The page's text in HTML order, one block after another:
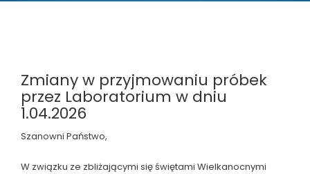
Zmiany w przyjmowaniu próbek
przez Laboratorium w dniu
1.04.2026
Szanowni Państwo,
W związku ze zbliżającymi się świętami Wielkanocnymi